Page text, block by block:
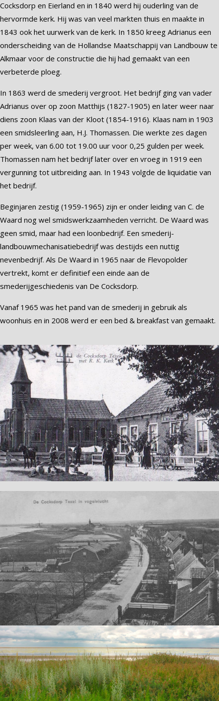
Cocksdorp en Eierland en in 1840 werd hij ouderling van de
hervormde kerk. Hij was van veel markten thuis en maakte in
1843 ook het uurwerk van de kerk. In 1850 kreeg Adrianus een
onderscheiding van de Hollandse Maatschappij van Landbouw te
Alkmaar voor de constructie die hij had gemaakt van een
verbeterde ploeg.
In 1863 werd de smederij vergroot. Het bedrijf ging van vader
Adrianus over op zoon Matthijs (1827-1905) en later weer naar
diens zoon Klaas van der Kloot (1854-1916). Klaas nam in 1903
een smidsleerling aan, H.J. Thomassen. Die werkte zes dagen
per week, van 6.00 tot 19.00 uur voor 0,25 gulden per week.
Thomassen nam het bedrijf later over en vroeg in 1919 een
vergunning tot uitbreiding aan. In 1943 volgde de liquidatie van
het bedrijf.
Beginjaren zestig (1959-1965) zijn er onder leiding van C. de
Waard nog wel smidswerkzaamheden verricht. De Waard was
geen smid, maar had een loonbedrijf. Een smederij-
landbouwmechanisatiebedrijf was destijds een nuttig
nevenbedrijf. Als De Waard in 1965 naar de Flevopolder
vertrekt, komt er definitief een einde aan de
smederijgeschiedenis van De Cocksdorp.
Vanaf 1965 was het pand van de smederij in gebruik als
woonhuis en in 2008 werd er een bed & breakfast van gemaakt.